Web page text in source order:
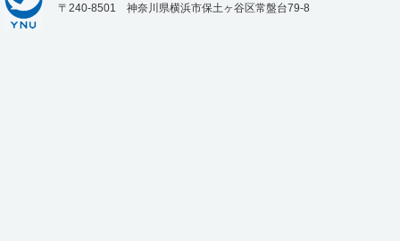
〒240-8501 神奈川県横浜市保土ヶ谷区常盤台79-8